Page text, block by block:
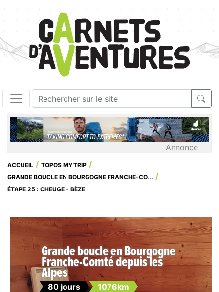
Annonce
ACCUEIL
TOPOS MYTRIP
GRANDE BOUCLE EN BOURGOGNE FRANCHE-CO...
ÉTAPE 25 : CHEUGE - BÈZE
Grande boucle en Bourgogne
Franche-Comté depuis les
Alpes
80 jours 1076km